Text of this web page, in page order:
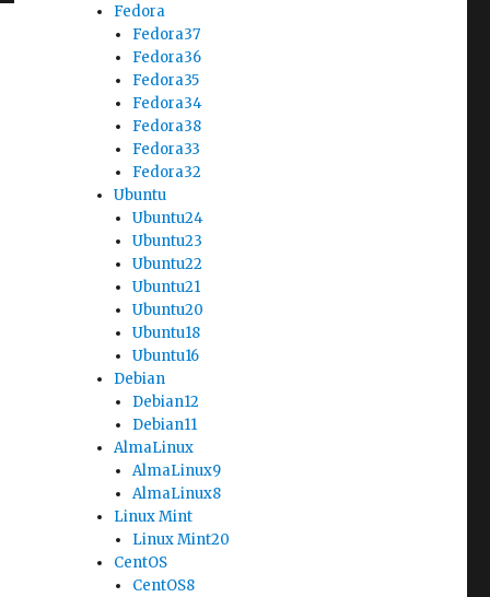
Fedora
Fedora37
Fedora36
Fedora35
Fedora34
Fedora38
Fedora33
Fedora32
Ubuntu
Ubuntu24
Ubuntu23
Ubuntu22
Ubuntu21
Ubuntu20
Ubuntu18
Ubuntu16
Debian
Debian12
Debian11
AlmaLinux
AlmaLinux9
AlmaLinux8
Linux Mint
Linux Mint20
CentOS
CentOS8